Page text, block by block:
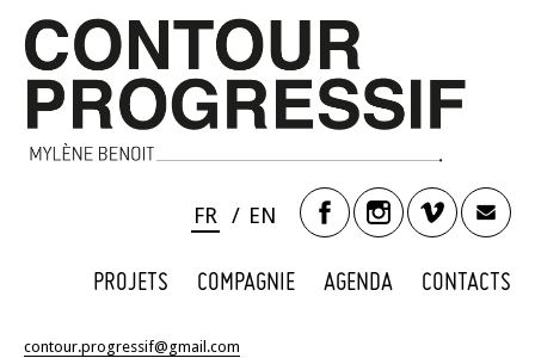
FR EN
PROJETS COMPAGNIE AGENDA CONTACTS
contour.progressif@gmail.com